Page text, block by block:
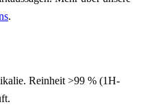
.
Reinheit >99 % (1H-